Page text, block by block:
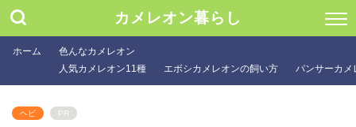
カメレオン暮らし
ホーム
色んなカメレオン
人気カメレオン11種
エボシカメレオンの飼い方 パンサーカメ
ヘビ PR